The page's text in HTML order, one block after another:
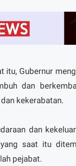
Gubernur
dan
kekerabatan.
dan
saat itu
pejabat.